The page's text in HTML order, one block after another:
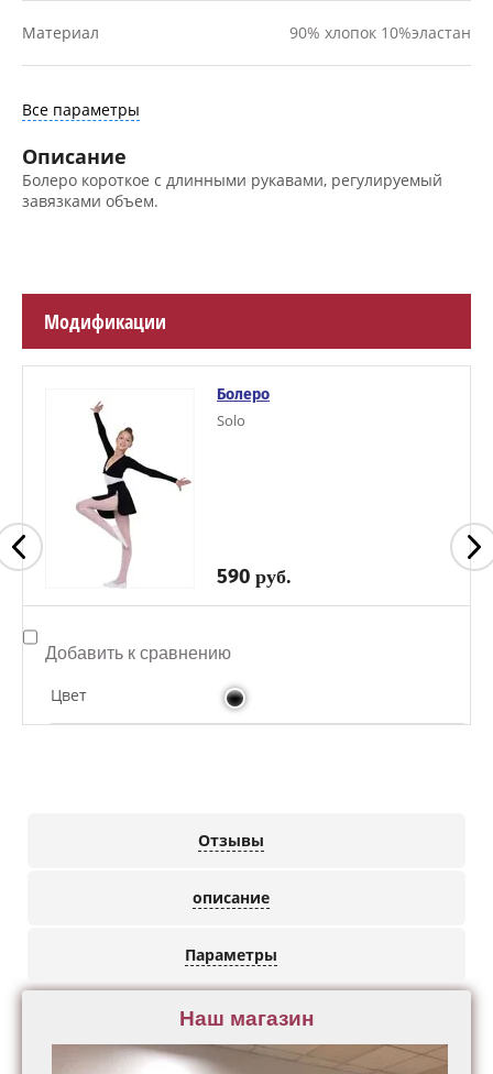
Материал 90% хлопок 10%эластан
Все параметры
Описание
Болеро короткое с длинными рукавами, регулируемый
завязками объем.
Модификации
Болеро
Solo
590 руб.
Добавить к сравнению
Цвет
Отзывы
описание
Параметры
Наш магазин